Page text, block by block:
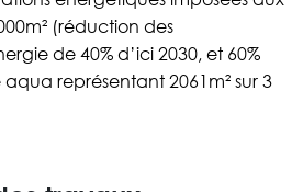
(réduction des
de 40% d’ici 2030, et 60%
représentant 2061m² sur 3